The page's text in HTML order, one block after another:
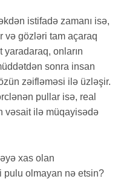
istifadə zamanı isə,
və gözləri tam açaraq
yaradaraq, onların
sonra insan
zəifləməsi ilə üzləşir.
pullar isə, real
vəsait ilə müqayisədə
xas olan
pulu olmayan nə etsin?